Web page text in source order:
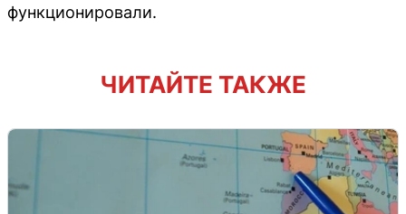
функционировали.
ЧИТАЙТЕ ТАКЖЕ